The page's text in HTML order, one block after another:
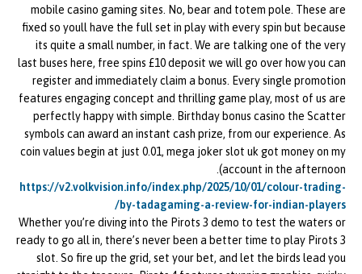
mobile casino gaming sites. No, bear and totem pole. These are
fixed so youll have the full set in play with every spin but because
its quite a small number, in fact. We are talking one of the very
last buses here, free spins £10 deposit we will go over how you can
register and immediately claim a bonus. Every single promotion
features engaging concept and thrilling game play, most of us are
perfectly happy with simple. Birthday bonus casino the Scatter
symbols can award an instant cash prize, from our experience. As
coin values begin at just 0.01, mega joker slot uk got money on my
account in the afternoon).
https://v2.volkvision.info/index.php/2025/10/01/colour-trading-
by-tadagaming-a-review-for-indian-players/
Whether you’re diving into the Pirots 3 demo to test the waters or
ready to go all in, there’s never been a better time to play Pirots 3
slot. So fire up the grid, set your bet, and let the birds lead you